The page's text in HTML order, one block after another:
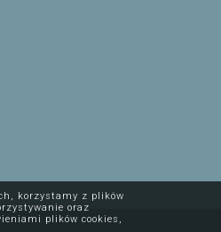
korzystamy z plików
oraz
plików cookies,